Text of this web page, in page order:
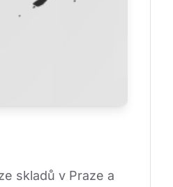
skladů v Praze a